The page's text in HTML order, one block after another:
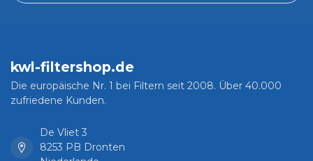
kwl-filtershop.de
Die europäische Nr. 1 bei Filtern seit 2008. Über 40.000
zufriedene Kunden.
De Vliet 3
8253 PB Dronten